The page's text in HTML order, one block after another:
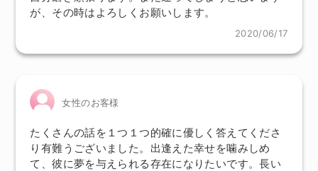
が、その時はよろしくお願いします。
2020/06/17
女性のお客様
たくさんの話を１つ１つ的確に優しく答えてくださ
り有難うございました。出逢えた幸せを噛みしめ
て、彼に夢を与えられる存在になりたいです。長い